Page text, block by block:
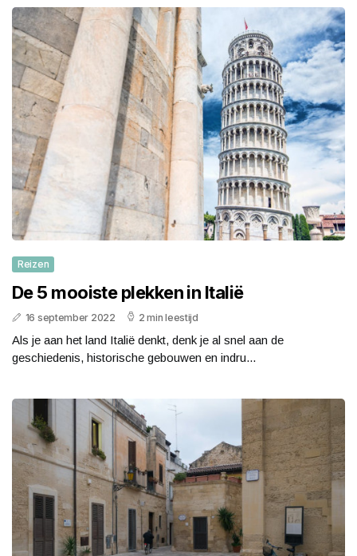
Reizen
De 5 mooiste plekken in Italië
16 september 2022 2 min leestijd
Als je aan het land Italië denkt, denk je al snel aan de
geschiedenis, historische gebouwen en indru...